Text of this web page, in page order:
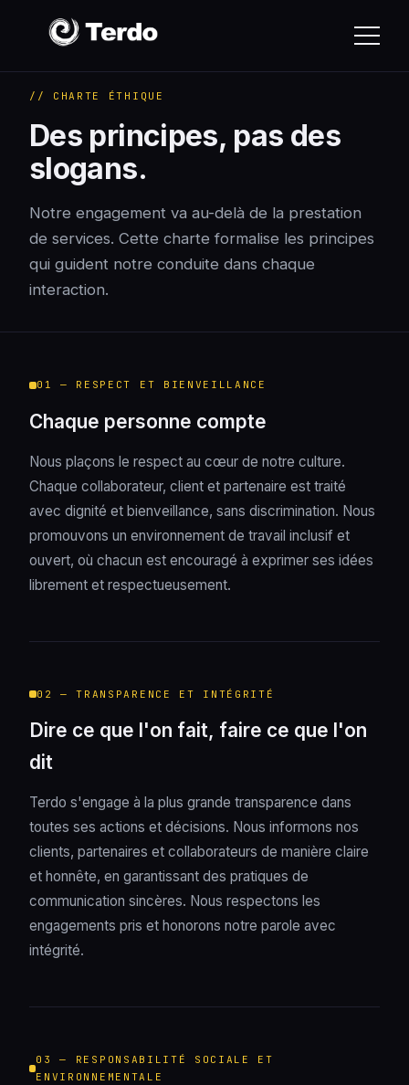
// CHARTE ÉTHIQUE
Des principes, pas des
slogans.
Notre engagement va au-delà de la prestation
de services. Cette charte formalise les principes
qui guident notre conduite dans chaque
interaction.
01 — RESPECT ET BIENVEILLANCE
Chaque personne compte
Nous plaçons le respect au cœur de notre culture.
Chaque collaborateur, client et partenaire est traité
avec dignité et bienveillance, sans discrimination. Nous
promouvons un environnement de travail inclusif et
ouvert, où chacun est encouragé à exprimer ses idées
librement et respectueusement.
02 — TRANSPARENCE ET INTÉGRITÉ
Dire ce que l'on fait, faire ce que l'on
dit
Terdo s'engage à la plus grande transparence dans
toutes ses actions et décisions. Nous informons nos
clients, partenaires et collaborateurs de manière claire
et honnête, en garantissant des pratiques de
communication sincères. Nous respectons les
engagements pris et honorons notre parole avec
intégrité.
03 — RESPONSABILITÉ SOCIALE ET
ENVIRONNEMENTALE